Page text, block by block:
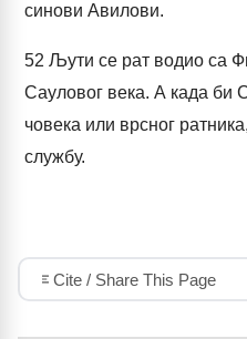
синови Авилови.
52 Љути се рат водио са
Сауловог века. А када би
човека или врсног
службу.
Cite / Share This Page